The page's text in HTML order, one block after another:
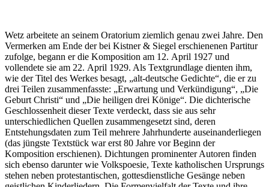
Wetz arbeitete an seinem Oratorium ziemlich genau zwei Jahre. Den
Vermerken am Ende der bei Kistner & Siegel erschienenen Partitur
zufolge, begann er die Komposition am 12. April 1927 und
vollendete sie am 22. April 1929. Als Textgrundlage dienten ihm,
wie der Titel des Werkes besagt, „alt-deutsche Gedichte“, die er zu
drei Teilen zusammenfasste: „Erwartung und Verkündigung“, „Die
Geburt Christi“ und „Die heiligen drei Könige“. Die dichterische
Geschlossenheit dieser Texte verdeckt, dass sie aus sehr
unterschiedlichen Quellen zusammengesetzt sind, deren
Entstehungsdaten zum Teil mehrere Jahrhunderte auseinanderliegen
(das jüngste Textstück war erst 80 Jahre vor Beginn der
Komposition erschienen). Dichtungen prominenter Autoren finden
sich ebenso darunter wie Volkspoesie, Texte katholischen Ursprungs
stehen neben protestantischen, gottesdienstliche Gesänge neben